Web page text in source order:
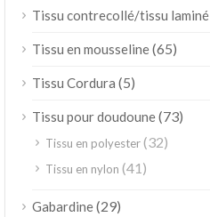
Tissu contrecollé/tissu laminé
Tissu en mousseline(65)
Tissu Cordura (5)
Tissu pour doudoune(73)
Tissu en polyester(32)
Tissu en nylon (41)
Gabardine(29)